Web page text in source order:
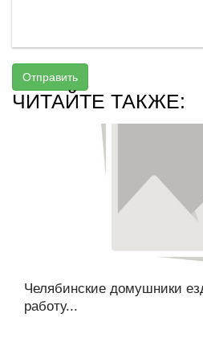
Отправить
ЧИТАЙТЕ ТАКЖЕ:
Челябинские домушники
работу...